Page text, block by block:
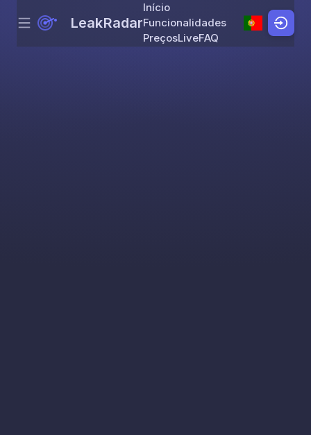
Skip to content
Menu LeakRadar
Início
Funcionalidades
PreçosLiveFAQ